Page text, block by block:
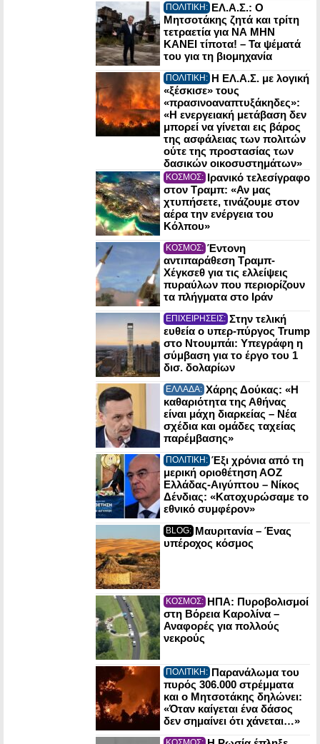
ΠΟΛΙΤΙΚΗ: ΕΛ.Α.Σ.: Ο
Μητσοτάκης ζητά και τρίτη
τετραετία για ΝΑ ΜΗΝ
ΚΑΝΕΙ τίποτα! – Τα ψέματά
του για τη βιομηχανία
ΠΟΛΙΤΙΚΗ: Η ΕΛ.Α.Σ. με λογική
«ξέσκισε» τους
«πρασινοαναπτυξάκηδες»:
«Η ενεργειακή μετάβαση δεν
μπορεί να γίνεται εις βάρος
της ασφάλειας των πολιτών
ούτε της προστασίας των
δασικών οικοσυστημάτων»
ΚΟΣΜΟΣ: Ιρανικό τελεσίγραφο
στον Τραμπ: «Αν μας
χτυπήσετε, τινάζουμε στον
αέρα την ενέργεια του
Κόλπου»
ΚΟΣΜΟΣ: Έντονη
αντιπαράθεση Τραμπ-
Χέγκσεθ για τις ελλείψεις
πυραύλων που περιορίζουν
τα πλήγματα στο Ιράν
ΕΠΙΧΕΙΡΗΣΕΙΣ: Στην τελική
ευθεία ο υπερ-πύργος Trump
στο Ντουμπάι: Υπεγράφη η
σύμβαση για το έργο του 1
δισ. δολαρίων
ΕΛΛΑΔΑ: Χάρης Δούκας: «Η
καθαριότητα της Αθήνας
είναι μάχη διαρκείας – Νέα
σχέδια και ομάδες ταχείας
παρέμβασης»
ΠΟΛΙΤΙΚΗ: Έξι χρόνια από τη
μερική οριοθέτηση ΑΟΖ
Ελλάδας-Αιγύπτου – Νίκος
Δένδιας: «Κατοχυρώσαμε το
εθνικό συμφέρον»
BLOG: Μαυριτανία – Ένας
υπέροχος κόσμος
ΚΟΣΜΟΣ: ΗΠΑ: Πυροβολισμοί
στη Βόρεια Καρολίνα –
Αναφορές για πολλούς
νεκρούς
ΠΟΛΙΤΙΚΗ: Παρανάλωμα του
πυρός 306.000 στρέμματα
και ο Μητσοτάκης δηλώνει:
«Όταν καίγεται ένα δάσος
δεν σημαίνει ότι χάνεται…»